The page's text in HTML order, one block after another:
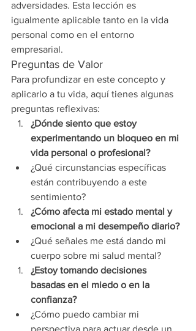
adversidades. Esta lección es
igualmente aplicable tanto en la vida
personal como en el entorno
empresarial.
Preguntas de Valor
Para profundizar en este concepto y
aplicarlo a tu vida, aquí tienes algunas
preguntas reflexivas:
¿Dónde siento que estoy
experimentando un bloqueo en mi
vida personal o profesional?
¿Qué circunstancias específicas
están contribuyendo a este
sentimiento?
¿Cómo afecta mi estado mental y
emocional a mi desempeño diario?
¿Qué señales me está dando mi
cuerpo sobre mi salud mental?
¿Estoy tomando decisiones
basadas en el miedo o en la
confianza?
¿Cómo puedo cambiar mi